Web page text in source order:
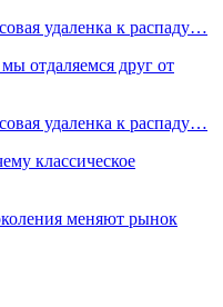
удаленка к распаду…
отдаляемся друг от
удаленка к распаду…
классическое
меняют рынок